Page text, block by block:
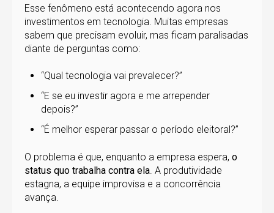
Esse fenômeno está acontecendo agora nos
investimentos em tecnologia. Muitas empresas
sabem que precisam evoluir, mas ficam paralisadas
diante de perguntas como:
“Qual tecnologia vai prevalecer?”
“E se eu investir agora e me arrepender
depois?”
“É melhor esperar passar o período eleitoral?”
O problema é que, enquanto a empresa espera, o
status quo trabalha contra ela. A produtividade
estagna, a equipe improvisa e a concorrência
avança.